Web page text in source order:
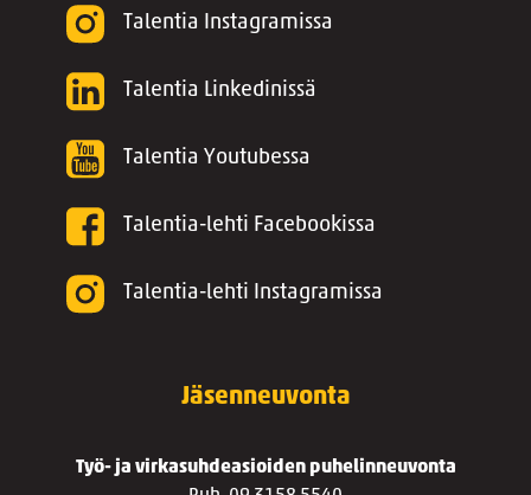
Talentia Instagramissa
Talentia Linkedinissä
Talentia Youtubessa
Talentia-lehti Facebookissa
Talentia-lehti Instagramissa
Jäsenneuvonta
Työ- ja virkasuhdeasioiden puhelinneuvonta